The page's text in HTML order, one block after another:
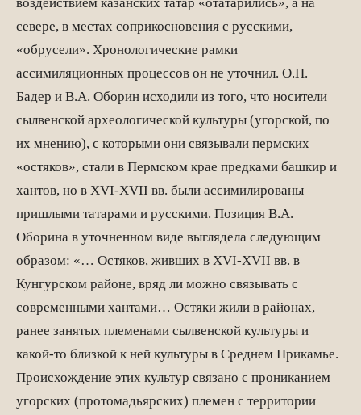
севере, в местах соприкосновения с русскими,
«обрусели». Хронологические рамки
ассимиляционных процессов он не уточнил. О.Н.
Бадер и B.А. Оборин исходили из того, что носители
сылвенской археологической культуры (угорской, по
их мнению), с которыми они связывали пермских
«остяков», стали в Пермском крае предками башкир и
хантов, но в XVI-XVII вв. были ассимилированы
пришлыми татарами и русскими. Позиция В.А.
Оборина в уточненном виде выглядела следующим
образом: «… Остяков, живших в XVI-XVII вв. в
Кунгурском рай­оне, вряд ли можно связывать с
современными хантами… Остяки жили в районах,
ранее занятых племенами сылвенской культуры и
какой-то близкой к ней культуры в Среднем Прикамье.
Происхождение этих культур связано с прониканием
угорских (протомадьярских) племен с территории